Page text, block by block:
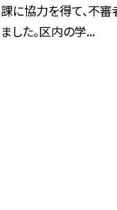
課に協力を得て、不
ました。区内の学...